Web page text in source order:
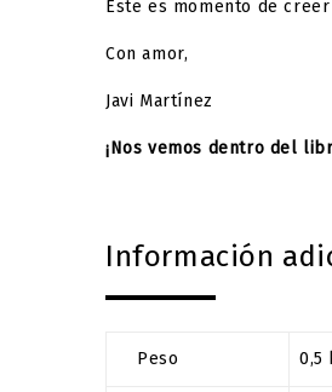
Este es momento de
Con amor,
Javi Martínez
¡Nos vemos dentro del
Información
Peso 0,5